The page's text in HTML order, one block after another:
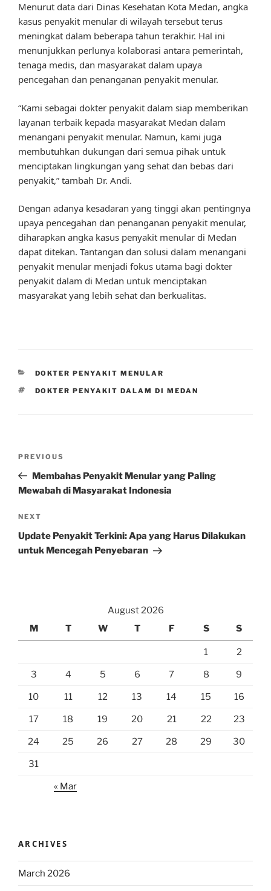
Menurut data dari Dinas Kesehatan Kota Medan, angka
kasus penyakit menular di wilayah tersebut terus
meningkat dalam beberapa tahun terakhir. Hal ini
menunjukkan perlunya kolaborasi antara pemerintah,
tenaga medis, dan masyarakat dalam upaya
pencegahan dan penanganan penyakit menular.
“Kami sebagai dokter penyakit dalam siap memberikan
layanan terbaik kepada masyarakat Medan dalam
menangani penyakit menular. Namun, kami juga
membutuhkan dukungan dari semua pihak untuk
menciptakan lingkungan yang sehat dan bebas dari
penyakit,” tambah Dr. Andi.
Dengan adanya kesadaran yang tinggi akan pentingnya
upaya pencegahan dan penanganan penyakit menular,
diharapkan angka kasus penyakit menular di Medan
dapat ditekan. Tantangan dan solusi dalam menangani
penyakit menular menjadi fokus utama bagi dokter
penyakit dalam di Medan untuk menciptakan
masyarakat yang lebih sehat dan berkualitas.
CATEGORIES
DOKTER PENYAKIT MENULAR
TAGS
DOKTER PENYAKIT DALAM DI MEDAN
Previous
Post
PREVIOUS
Membahas Penyakit Menular yang Paling
Mewabah di Masyarakat Indonesia
Next
Post
NEXT
Update Penyakit Terkini: Apa yang Harus Dilakukan
untuk Mencegah Penyebaran
August 2026
M
T W T F S S
1 2
3 4 5 6 7 8 9
10 11 12 13 14 15 16
17 18 19 20 21 22 23
24 25 26 27 28 29 30
31
« Mar
ARCHIVES
March 2026